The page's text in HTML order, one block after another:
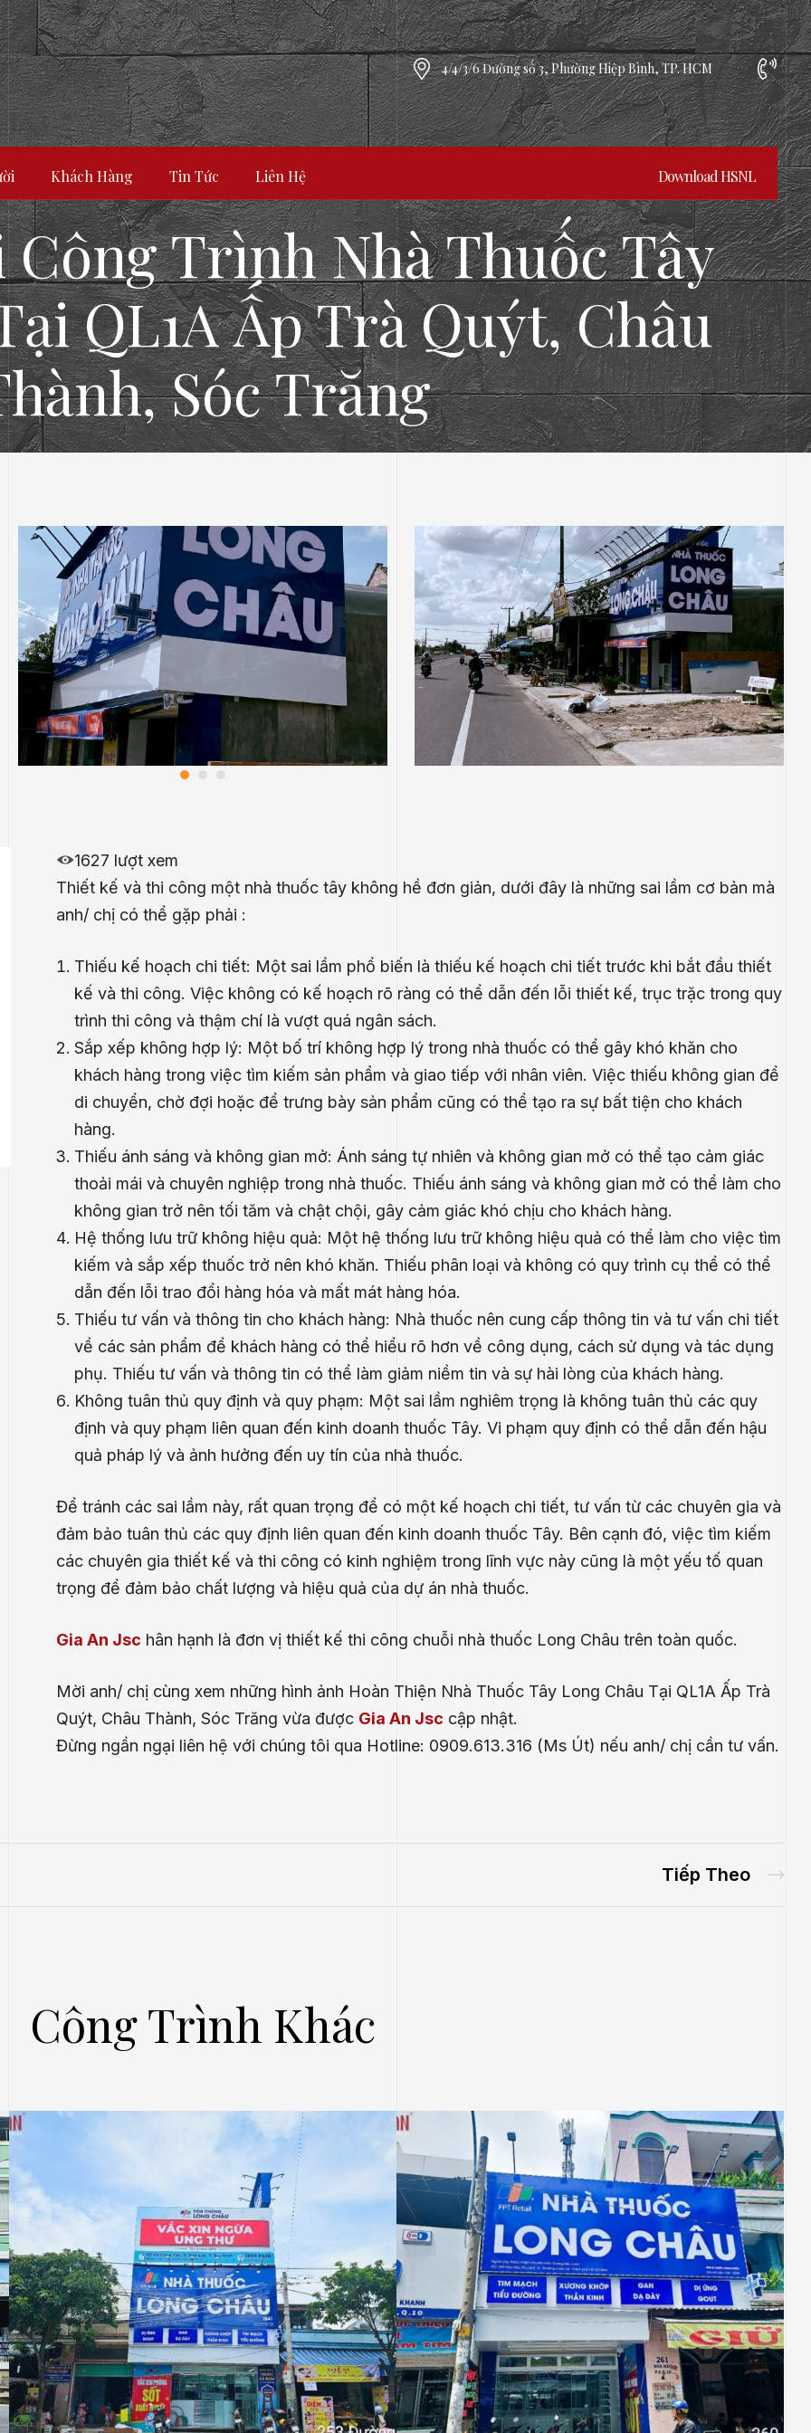
4/4/3/6 Đường số 3, Phường Hiệp Bình, TP. HCM
Khách Hàng Tin Tức Liên Hệ Download HSNL
Trình Nhà Thuốc Tây
QL1A Ấp Trà Quýt, Châu
Sóc Trăng
1627 lượt xem
Thiết kế và thi công một nhà thuốc tây không hề đơn giản, dưới đây là những sai lầm cơ bản mà
anh/ chị có thể gặp phải :
Thiếu kế hoạch chi tiết: Một sai lầm phổ biến là thiếu kế hoạch chi tiết trước khi bắt đầu thiết
kế và thi công. Việc không có kế hoạch rõ ràng có thể dẫn đến lỗi thiết kế, trục trặc trong quy
trình thi công và thậm chí là vượt quá ngân sách.
Sắp xếp không hợp lý: Một bố trí không hợp lý trong nhà thuốc có thể gây khó khăn cho
khách hàng trong việc tìm kiếm sản phẩm và giao tiếp với nhân viên. Việc thiếu không gian để
di chuyển, chờ đợi hoặc để trưng bày sản phẩm cũng có thể tạo ra sự bất tiện cho khách
hàng.
Thiếu ánh sáng và không gian mở: Ánh sáng tự nhiên và không gian mở có thể tạo cảm giác
thoải mái và chuyên nghiệp trong nhà thuốc. Thiếu ánh sáng và không gian mở có thể làm cho
không gian trở nên tối tăm và chật chội, gây cảm giác khó chịu cho khách hàng.
Hệ thống lưu trữ không hiệu quả: Một hệ thống lưu trữ không hiệu quả có thể làm cho việc tìm
kiếm và sắp xếp thuốc trở nên khó khăn. Thiếu phân loại và không có quy trình cụ thể có thể
dẫn đến lỗi trao đổi hàng hóa và mất mát hàng hóa.
Thiếu tư vấn và thông tin cho khách hàng: Nhà thuốc nên cung cấp thông tin và tư vấn chi tiết
về các sản phẩm để khách hàng có thể hiểu rõ hơn về công dụng, cách sử dụng và tác dụng
phụ. Thiếu tư vấn và thông tin có thể làm giảm niềm tin và sự hài lòng của khách hàng.
Không tuân thủ quy định và quy phạm: Một sai lầm nghiêm trọng là không tuân thủ các quy
định và quy phạm liên quan đến kinh doanh thuốc Tây. Vi phạm quy định có thể dẫn đến hậu
quả pháp lý và ảnh hưởng đến uy tín của nhà thuốc.
Để tránh các sai lầm này, rất quan trọng để có một kế hoạch chi tiết, tư vấn từ các chuyên gia và
đảm bảo tuân thủ các quy định liên quan đến kinh doanh thuốc Tây. Bên cạnh đó, việc tìm kiếm
các chuyên gia thiết kế và thi công có kinh nghiệm trong lĩnh vực này cũng là một yếu tố quan
trọng để đảm bảo chất lượng và hiệu quả của dự án nhà thuốc.
Gia An Jsc hân hạnh là đơn vị thiết kế thi công chuỗi nhà thuốc Long Châu trên toàn quốc.
Mời anh/ chị cùng xem những hình ảnh Hoàn Thiện Nhà Thuốc Tây Long Châu Tại QL1A Ấp Trà
Quýt, Châu Thành, Sóc Trăng vừa được Gia An Jsc cập nhật.
Đừng ngần ngại liên hệ với chúng tôi qua Hotline: 0909.613.316 (Ms Út) nếu anh/ chị cần tư vấn.
Tiếp Theo
Công Trình Khác